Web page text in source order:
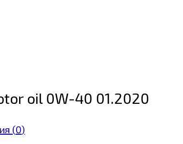
oil 0W-40 01.2020
(0)